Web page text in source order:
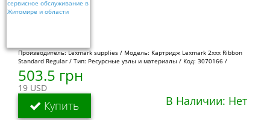
Производитель: Lexmark supplies / Модель: Картридж Lexmark 2xxx Ribbon
Standard Regular / Тип: Ресурсные узлы и материалы / Код: 3070166 /
503.5 грн
19 USD
Купить В Наличии: Нет